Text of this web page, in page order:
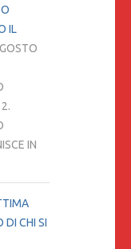
IL
IN
DI CHI SI